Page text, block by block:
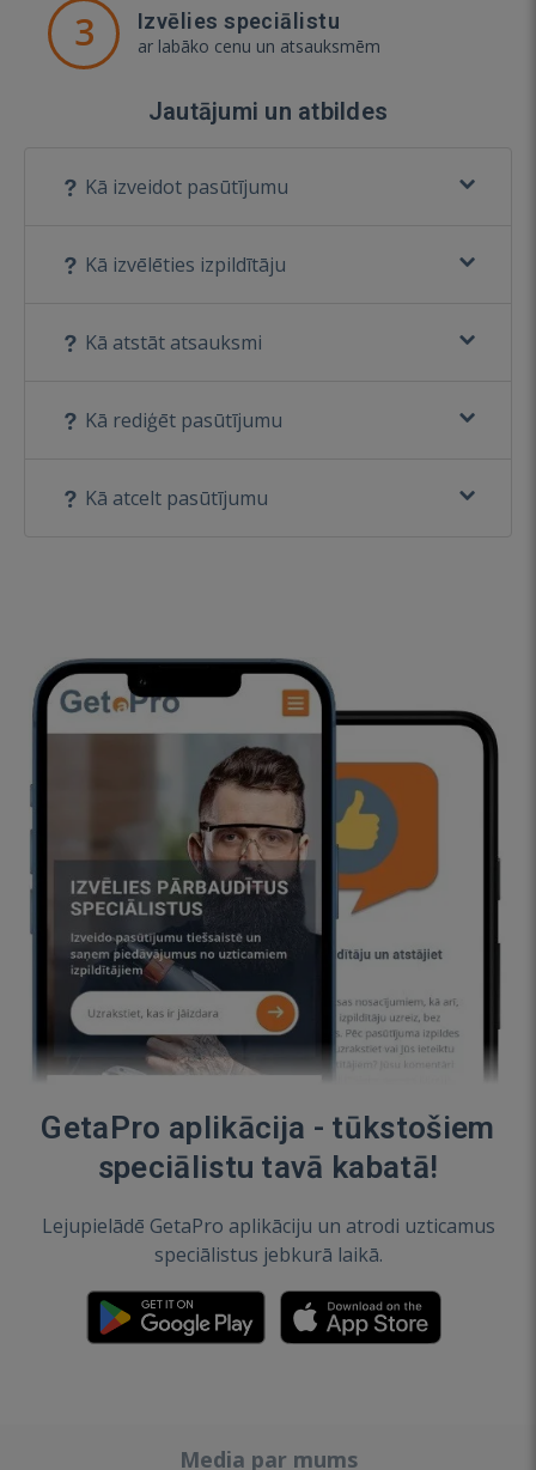
3 Izvēlies speciālistu
ar labāko cenu un atsauksmēm
Jautājumi un atbildes
Kā izveidot pasūtījumu
Kā izvēlēties izpildītāju
Kā atstāt atsauksmi
Kā rediģēt pasūtījumu
Kā atcelt pasūtījumu
GetaPro aplikācija - tūkstošiem
speciālistu tavā kabatā!
Lejupielādē GetaPro aplikāciju un atrodi uzticamus
speciālistus jebkurā laikā.
Media par mums